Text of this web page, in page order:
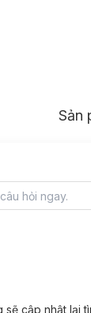
Sản
cập nhật lại